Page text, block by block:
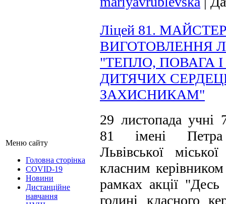
Меню сайту
Головна сторінка
COVID-19
Новини
Дистанційне
навчання
Ліцей 81.
ВИГОТОВЛЕННЯ
"ТЕПЛО, ПОВАГА
ДИТЯЧИХ
ЗАХИСНИКАМ"
29 листопада учні
81 імені Петра
Львівської
класним
рамках акції
годині класного